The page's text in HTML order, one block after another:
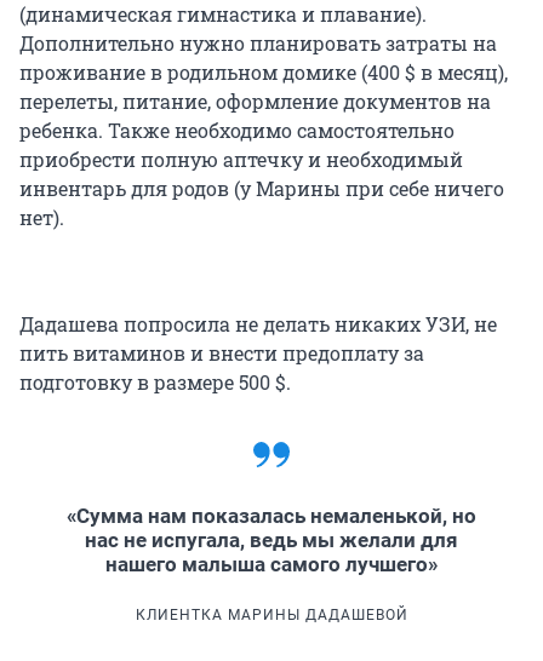
(динамическая гимнастика и плавание).
Дополнительно нужно планировать затраты на
проживание в родильном домике (400 $ в месяц),
перелеты, питание, оформление документов на
ребенка. Также необходимо самостоятельно
приобрести полную аптечку и необходимый
инвентарь для родов (у Марины при себе ничего
нет).
Дадашева попросила не делать никаких УЗИ, не
пить витаминов и внести предоплату за
подготовку в размере 500 $.
«Сумма нам показалась немаленькой, но
нас не испугала, ведь мы желали для
нашего малыша самого лучшего»
КЛИЕНТКА МАРИНЫ ДАДАШЕВОЙ